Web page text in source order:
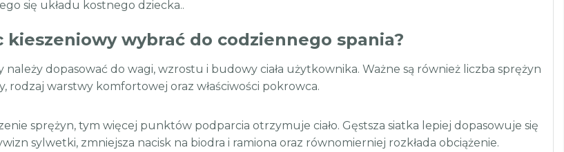
się układu kostnego dziecka..
kieszeniowy wybrać do codziennego spania?
należy dopasować do wagi, wzrostu i budowy ciała użytkownika. Ważne są również liczba sprężyn
rodzaj warstwy komfortowej oraz właściwości pokrowca.
sprężyn, tym więcej punktów podparcia otrzymuje ciało. Gęstsza siatka lepiej dopasowuje się
sylwetki, zmniejsza nacisk na biodra i ramiona oraz równomierniej rozkłada obciążenie.